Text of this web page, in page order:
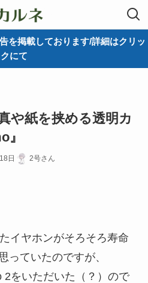
を掲載しております/詳細はクリッ
クにて
や紙を挟める透明カ
』
日 2号さん
イヤホンがそろそろ寿命
っていたのですが、
2をいただいた（？）ので